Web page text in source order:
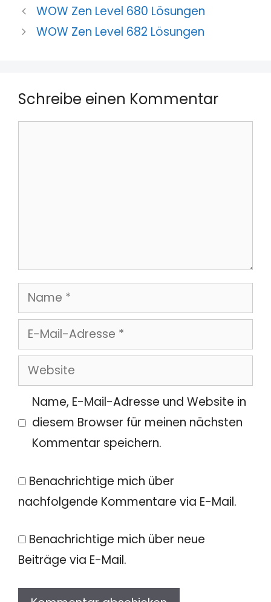
WOW Zen Level 680 Lösungen
WOW Zen Level 682 Lösungen
Schreibe einen Kommentar
Name
E-
Mail-
Adresse
Website
Name, E-Mail-Adresse und Website in
diesem Browser für meinen nächsten
Kommentar speichern.
Benachrichtige mich über
nachfolgende Kommentare via E-Mail.
Benachrichtige mich über neue
Beiträge via E-Mail.